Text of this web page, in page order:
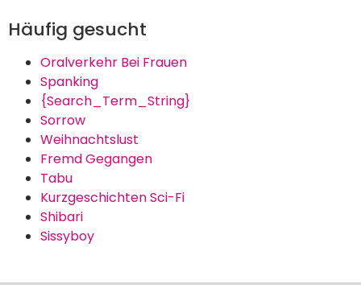
Häufig gesucht
Oralverkehr Bei Frauen
Spanking
{Search_Term_String}
Sorrow
Weihnachtslust
Fremd Gegangen
Tabu
Kurzgeschichten Sci-Fi
Shibari
Sissyboy